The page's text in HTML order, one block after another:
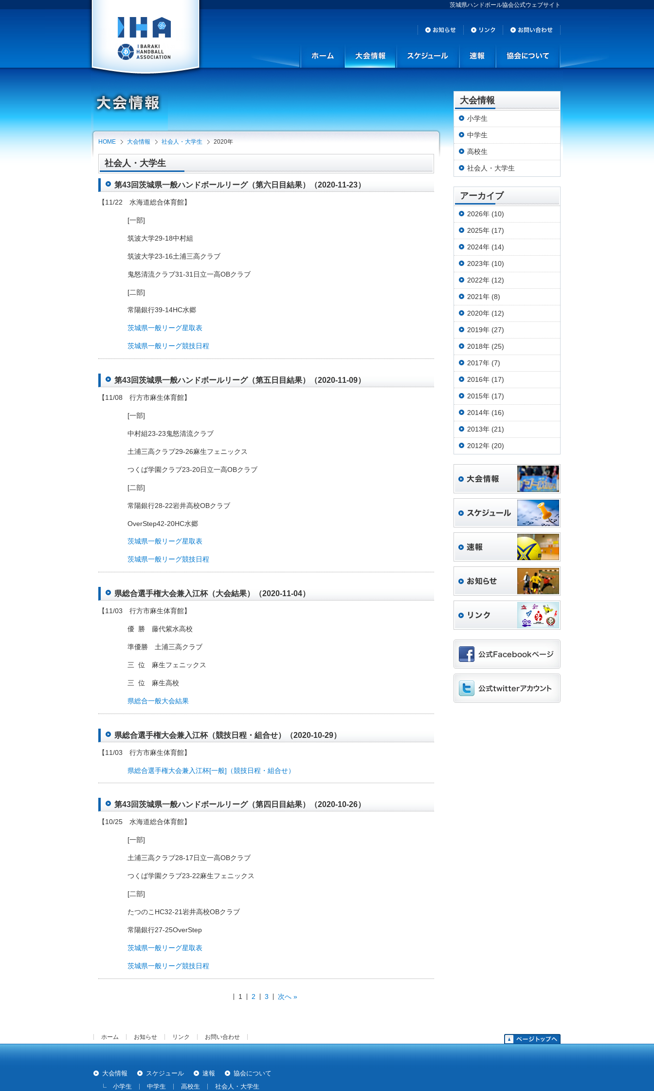
茨城県ハンドボール協会公式ウェブサイト
HOME 大会情報 社会人・大学生 2020年
社会人・大学生
第43回茨城県一般ハンドボールリーグ（第六日目結果）（2020-11-23）
【11/22 水海道総合体育館】
[一部]
筑波大学29-18中村組
筑波大学23-16土浦三高クラブ
鬼怒清流クラブ31-31日立一高OBクラブ
[二部]
常陽銀行39-14HC水郷
茨城県一般リーグ星取表
茨城県一般リーグ競技日程
第43回茨城県一般ハンドボールリーグ（第五日目結果）（2020-11-09）
【11/08 行方市麻生体育館】
[一部]
中村組23-23鬼怒清流クラブ
土浦三高クラブ29-26麻生フェニックス
つくば学園クラブ23-20日立一高OBクラブ
[二部]
常陽銀行28-22岩井高校OBクラブ
OverStep42-20HC水郷
茨城県一般リーグ星取表
茨城県一般リーグ競技日程
県総合選手権大会兼入江杯（大会結果）（2020-11-04）
【11/03 行方市麻生体育館】
優 勝 藤代紫水高校
準優勝 土浦三高クラブ
三 位 麻生フェニックス
三 位 麻生高校
県総合一般大会結果
県総合選手権大会兼入江杯（競技日程・組合せ）（2020-10-29）
【11/03 行方市麻生体育館】
県総合選手権大会兼入江杯[一般]（競技日程・組合せ）
第43回茨城県一般ハンドボールリーグ（第四日目結果）（2020-10-26）
【10/25 水海道総合体育館】
[一部]
土浦三高クラブ28-17日立一高OBクラブ
つくば学園クラブ23-22麻生フェニックス
[二部]
たつのこHC32-21岩井高校OBクラブ
常陽銀行27-25OverStep
茨城県一般リーグ星取表
茨城県一般リーグ競技日程
1 2 3 次へ »
大会情報
小学生
中学生
高校生
社会人・大学生
アーカイブ
2026年 (10)
2025年 (17)
2024年 (14)
2023年 (10)
2022年 (12)
2021年 (8)
2020年 (12)
2019年 (27)
2018年 (25)
2017年 (7)
2016年 (17)
2015年 (17)
2014年 (16)
2013年 (21)
2012年 (20)
ホーム お知らせ リンク お問い合わせ
大会情報 スケジュール 速報
協会について
小学生
中学生 高校生 社会人・大学生